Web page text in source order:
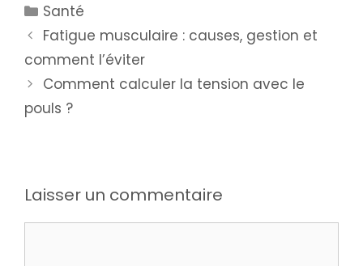
Santé
Fatigue musculaire : causes, gestion et
comment l’éviter
Comment calculer la tension avec le
pouls ?
Laisser un commentaire